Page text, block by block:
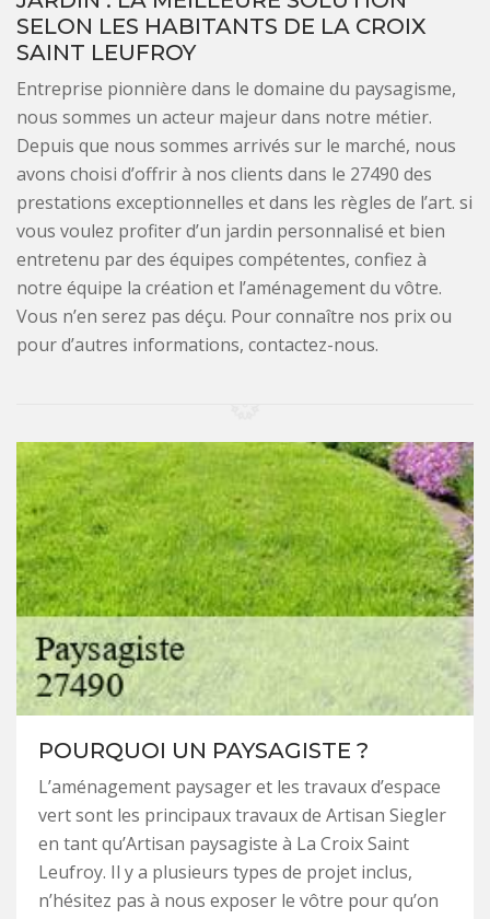
SELON LES HABITANTS DE LA CROIX
SAINT LEUFROY
Entreprise pionnière dans le domaine du paysagisme,
nous sommes un acteur majeur dans notre métier.
Depuis que nous sommes arrivés sur le marché, nous
avons choisi d’offrir à nos clients dans le 27490 des
prestations exceptionnelles et dans les règles de l’art. si
vous voulez profiter d’un jardin personnalisé et bien
entretenu par des équipes compétentes, confiez à
notre équipe la création et l’aménagement du vôtre.
Vous n’en serez pas déçu. Pour connaître nos prix ou
pour d’autres informations, contactez-nous.
POURQUOI UN PAYSAGISTE ?
L’aménagement paysager et les travaux d’espace
vert sont les principaux travaux de Artisan Siegler
en tant qu’Artisan paysagiste à La Croix Saint
Leufroy. Il y a plusieurs types de projet inclus,
n’hésitez pas à nous exposer le vôtre pour qu’on